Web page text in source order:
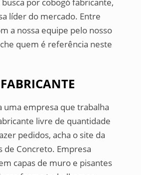
líder do mercado. Entre
a nossa equipe pelo nosso
quem é referência neste
uma empresa que trabalha
livre de quantidade
pedidos, acha o site da
de Concreto. Empresa
capas de muro e pisantes